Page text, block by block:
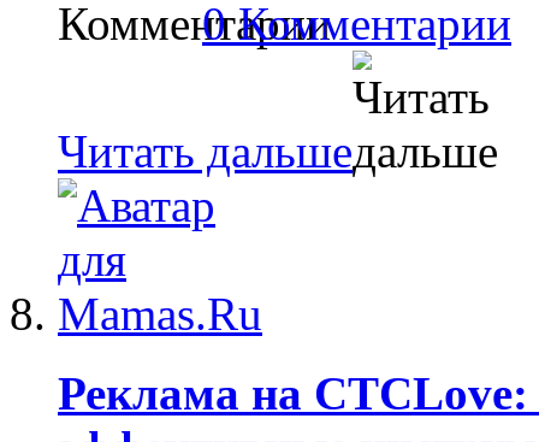
0 Комментарии
Читать дальше
Реклама на СТСLove: